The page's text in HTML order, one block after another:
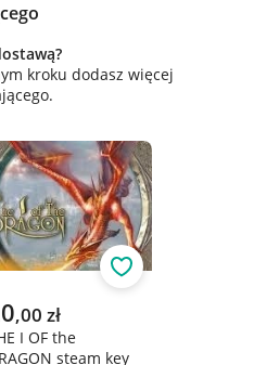
kroku dodasz więcej
cena
,00 zł
I OF the
DRAGON steam key
Obserwuj